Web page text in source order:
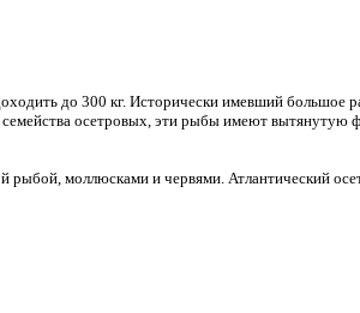
до 300 кг. Исторически имевший большое
осетровых, эти рыбы имеют
моллюсками и червями. Атлантический